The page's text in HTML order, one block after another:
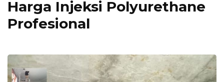
Harga Injeksi Polyurethane
Profesional